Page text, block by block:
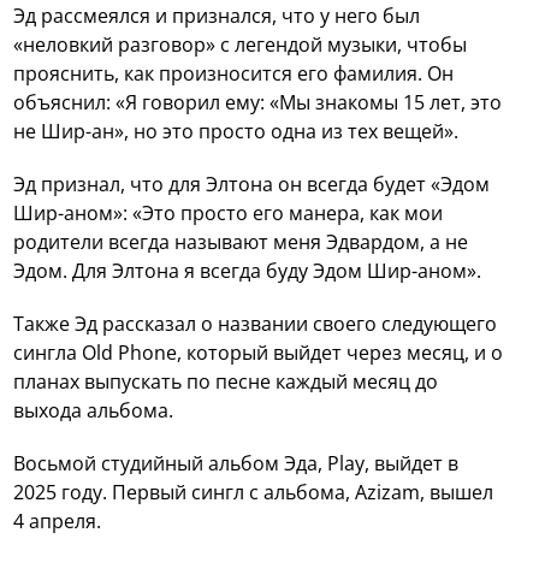
Эд рассмеялся и признался, что у него был
«неловкий разговор» с легендой музыки, чтобы
прояснить, как произносится его фамилия. Он
объяснил: «Я говорил ему: «Мы знакомы 15 лет, это
не Шир-ан», но это просто одна из тех вещей».
Эд признал, что для Элтона он всегда будет «Эдом
Шир-аном»: «Это просто его манера, как мои
родители всегда называют меня Эдвардом, а не
Эдом. Для Элтона я всегда буду Эдом Шир-аном».
Также Эд рассказал о названии своего следующего
сингла Old Phone, который выйдет через месяц, и о
планах выпускать по песне каждый месяц до
выхода альбома.
Восьмой студийный альбом Эда, Play, выйдет в
2025 году. Первый сингл с альбома, Azizam, вышел
4 апреля.